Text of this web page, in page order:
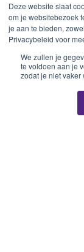
Deze website slaat
om je websitebezoek
je aan te bieden,
Privacybeleid voor
We zullen je
te voldoen aan je
zodat je niet vaker